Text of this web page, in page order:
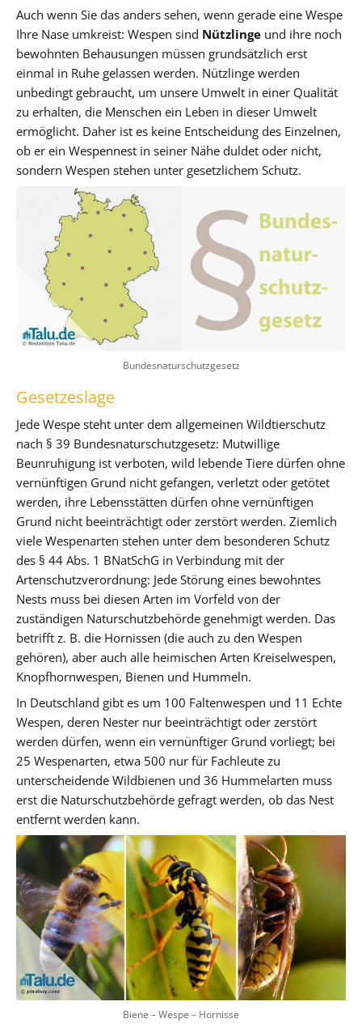
Auch wenn Sie das anders sehen, wenn gerade eine Wespe
Ihre Nase umkreist: Wespen sind Nützlinge und ihre noch
bewohnten Behausungen müssen grundsätzlich erst
einmal in Ruhe gelassen werden. Nützlinge werden
unbedingt gebraucht, um unsere Umwelt in einer Qualität
zu erhalten, die Menschen ein Leben in dieser Umwelt
ermöglicht. Daher ist es keine Entscheidung des Einzelnen,
ob er ein Wespennest in seiner Nähe duldet oder nicht,
sondern Wespen stehen unter gesetzlichem Schutz.
Bundesnaturschutzgesetz
Gesetzeslage
Jede Wespe steht unter dem allgemeinen Wildtierschutz
nach § 39 Bundesnaturschutzgesetz: Mutwillige
Beunruhigung ist verboten, wild lebende Tiere dürfen ohne
vernünftigen Grund nicht gefangen, verletzt oder getötet
werden, ihre Lebensstätten dürfen ohne vernünftigen
Grund nicht beeinträchtigt oder zerstört werden. Ziemlich
viele Wespenarten stehen unter dem besonderen Schutz
des § 44 Abs. 1 BNatSchG in Verbindung mit der
Artenschutzverordnung: Jede Störung eines bewohntes
Nests muss bei diesen Arten im Vorfeld von der
zuständigen Naturschutzbehörde genehmigt werden. Das
betrifft z. B. die Hornissen (die auch zu den Wespen
gehören), aber auch alle heimischen Arten Kreiselwespen,
Knopfhornwespen, Bienen und Hummeln.
In Deutschland gibt es um 100 Faltenwespen und 11 Echte
Wespen, deren Nester nur beeinträchtigt oder zerstört
werden dürfen, wenn ein vernünftiger Grund vorliegt; bei
25 Wespenarten, etwa 500 nur für Fachleute zu
unterscheidende Wildbienen und 36 Hummelarten muss
erst die Naturschutzbehörde gefragt werden, ob das Nest
entfernt werden kann.
Biene – Wespe – Hornisse